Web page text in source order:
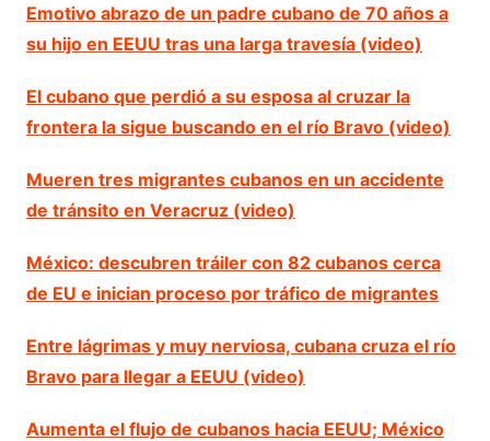
Emotivo abrazo de un padre cubano de 70 años a
su hijo en EEUU tras una larga travesía (video)
El cubano que perdió a su esposa al cruzar la
frontera la sigue buscando en el río Bravo (video)
Mueren tres migrantes cubanos en un accidente
de tránsito en Veracruz (video)
México: descubren tráiler con 82 cubanos cerca
de EU e inician proceso por tráfico de migrantes
Entre lágrimas y muy nerviosa, cubana cruza el río
Bravo para llegar a EEUU (video)
Aumenta el flujo de cubanos hacia EEUU; México